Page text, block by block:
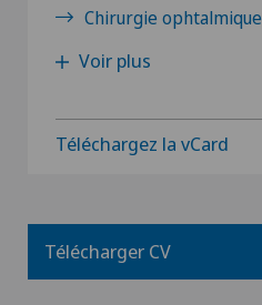
Chirurgie ophtalmique
Voir plus
Téléchargez la vCard
Télécharger CV